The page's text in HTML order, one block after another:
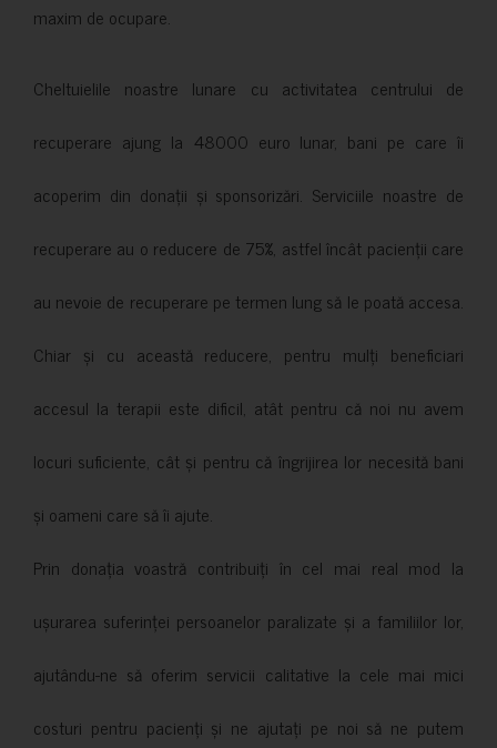
maxim de ocupare.
Cheltuielile noastre lunare cu activitatea centrului de
recuperare ajung la 48000 euro lunar, bani pe care îi
acoperim din donații și sponsorizări. Serviciile noastre de
recuperare au o reducere de 75%, astfel încât pacienții care
au nevoie de recuperare pe termen lung să le poată accesa.
Chiar și cu această reducere, pentru mulți beneficiari
accesul la terapii este dificil, atât pentru că noi nu avem
locuri suficiente, cât și pentru că îngrijirea lor necesită bani
și oameni care să îi ajute.
Prin donația voastră contribuiți în cel mai real mod la
ușurarea suferinței persoanelor paralizate și a familiilor lor,
ajutându-ne să oferim servicii calitative la cele mai mici
costuri pentru pacienți și ne ajutați pe noi să ne putem